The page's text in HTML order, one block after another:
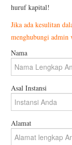
KONTAK KAMI
huruf kapital!
Jika ada kesulitan
menghubungi
Nama
Asal Instansi
Alamat